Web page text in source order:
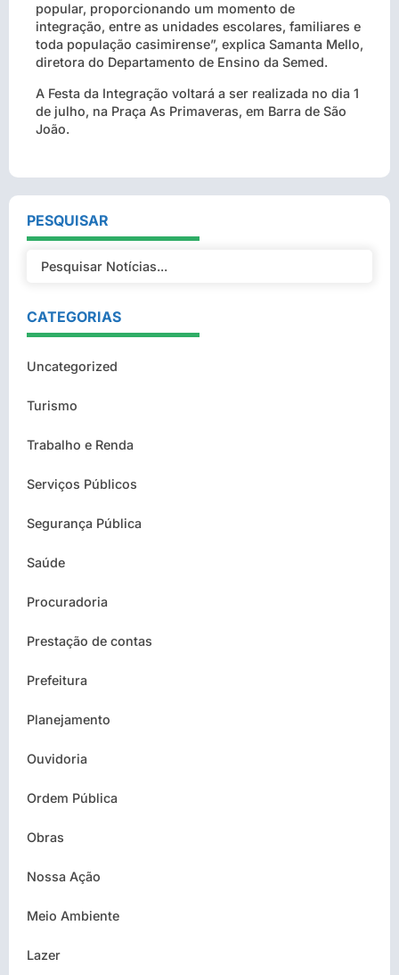
popular, proporcionando um momento de
integração, entre as unidades escolares, familiares e
toda população casimirense”, explica Samanta Mello,
diretora do Departamento de Ensino da Semed.
A Festa da Integração voltará a ser realizada no dia 1
de julho, na Praça As Primaveras, em Barra de São
João.
PESQUISAR
CATEGORIAS
Uncategorized
Turismo
Trabalho e Renda
Serviços Públicos
Segurança Pública
Saúde
Procuradoria
Prestação de contas
Prefeitura
Planejamento
Ouvidoria
Ordem Pública
Obras
Nossa Ação
Meio Ambiente
Lazer